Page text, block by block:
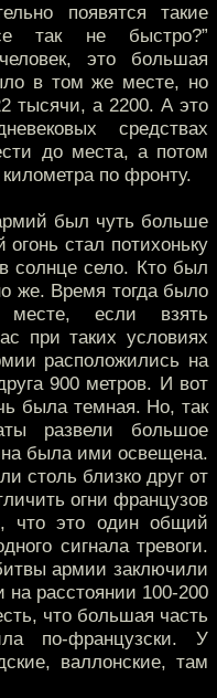
появятся такие
так не быстро?”
это большая
в том же месте, но
тысячи, а 2200. А это
средствах
до места, а потом
по фронту.
был чуть больше
стал потихоньку
солнце село. Кто был
же. Время тогда было
месте, если взять
при таких условиях
расположились на
900 метров. И вот
была темная. Но, так
развели большое
была ими освещена.
столь близко друг от
огни французов
что это один общий
сигнала тревоги.
армии заключили
расстоянии 100-200
что большая часть
по-французски. У
валлонские, там